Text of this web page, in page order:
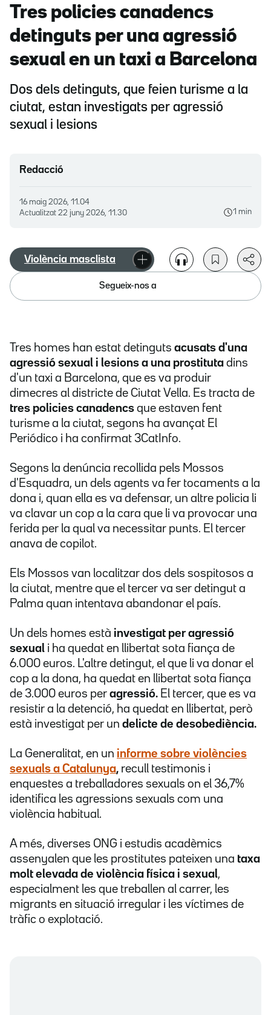
Tres policies canadencs
detinguts per una agressió
sexual en un taxi a Barcelona
Dos dels detinguts, que feien turisme a la
ciutat, estan investigats per agressió
sexual i lesions
Redacció
16 maig 2026, 11.04
Actualitzat 22 juny 2026, 11.30 1 min
Violència masclista
Segueix-nos a
Tres homes han estat detinguts acusats d'una
agressió sexual i lesions a una prostituta dins
d'un taxi a Barcelona, que es va produir
dimecres al districte de Ciutat Vella. Es tracta de
tres policies canadencs que estaven fent
turisme a la ciutat, segons ha avançat El
Periódico i ha confirmat 3CatInfo.
Segons la denúncia recollida pels Mossos
d'Esquadra, un dels agents va fer tocaments a la
dona i, quan ella es va defensar, un altre policia li
va clavar un cop a la cara que li va provocar una
ferida per la qual va necessitar punts. El tercer
anava de copilot.
Els Mossos van localitzar dos dels sospitosos a
la ciutat, mentre que el tercer va ser detingut a
Palma quan intentava abandonar el país.
Un dels homes està investigat per agressió
sexual i ha quedat en llibertat sota fiança de
6.000 euros. L'altre detingut, el que li va donar el
cop a la dona, ha quedat en llibertat sota fiança
de 3.000 euros per agressió. El tercer, que es va
resistir a la detenció, ha quedat en llibertat, però
està investigat per un delicte de desobediència.
La Generalitat, en un informe sobre violències
sexuals a Catalunya, recull testimonis i
enquestes a treballadores sexuals on el 36,7%
identifica les agressions sexuals com una
violència habitual.
A més, diverses ONG i estudis acadèmics
assenyalen que les prostitutes pateixen una taxa
molt elevada de violència física i sexual,
especialment les que treballen al carrer, les
migrants en situació irregular i les víctimes de
tràfic o explotació.